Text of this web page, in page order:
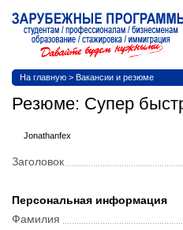
На главную > Вакансии и резюме
Резюме: Супер
Jonathanfex
Заголовок
Персональная информация
Фамилия